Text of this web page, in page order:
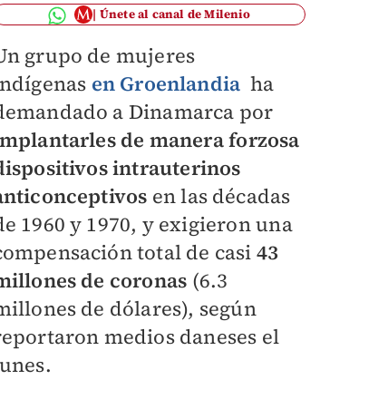
Únete al canal de Milenio
grupo de mujeres
en Groenlandia ha
a Dinamarca por
de manera forzosa
intrauterinos
en las décadas
1960 y 1970, y exigieron una
total de casi43
de coronas (6.3
de dólares), según
medios daneses el